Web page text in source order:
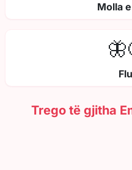
Molla
Trego të gjitha